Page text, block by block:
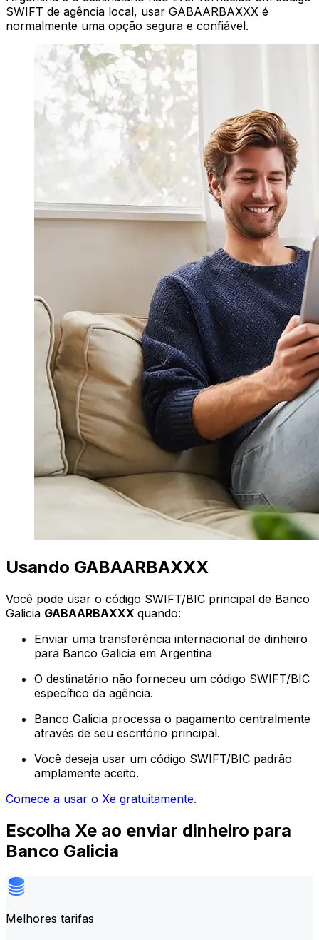
SWIFT de agência local, usar GABAARBAXXX é
normalmente uma opção segura e confiável.
Usando GABAARBAXXX
Você pode usar o código SWIFT/BIC principal de Banco
Galicia GABAARBAXXX quando:
Enviar uma transferência internacional de dinheiro
para Banco Galicia em Argentina
O destinatário não forneceu um código SWIFT/BIC
específico da agência.
Banco Galicia processa o pagamento centralmente
através de seu escritório principal.
Você deseja usar um código SWIFT/BIC padrão
amplamente aceito.
Comece a usar o Xe gratuitamente.
Escolha Xe ao enviar dinheiro para
Banco Galicia
Melhores tarifas